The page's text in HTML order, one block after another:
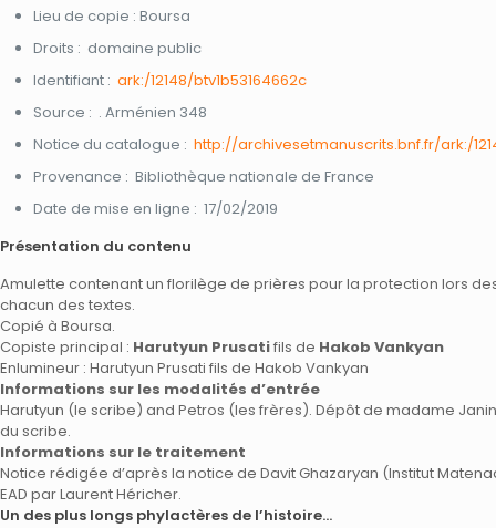
Lieu de copie : Boursa
Droits : domaine public
Identifiant : ark:/12148/btv1b53164662c
Source : . Arménien 348
Notice du catalogue : http://archivesetmanuscrits.bnf.fr/ark:/
Provenance : Bibliothèque nationale de France
Date de mise en ligne : 17/02/2019
Présentation du contenu
Amulette contenant un florilège de prières pour la protection lors
chacun des textes.
Copié à Boursa.
Copiste principal : Harutyun Prusatifils de Hakob Vankyan
Enlumineur : Harutyun Prusati fils de Hakob Vankyan
Informations sur les modalités d’entrée
Harutyun (le scribe) and Petros (les frères). Dépôt de madame
du scribe.
Informations sur le traitement
Notice rédigée d’après la notice de Davit Ghazaryan (Institut
EAD par Laurent Héricher.
Un des plus longs phylactères de l’histoire…